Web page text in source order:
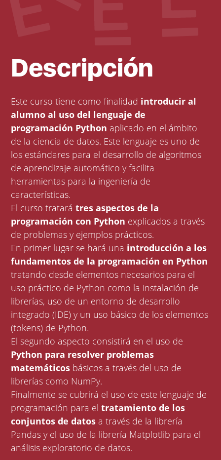
Descripción
Este curso tiene como finalidad introducir al
alumno al uso del lenguaje de
programación Python aplicado en el ámbito
de la ciencia de datos. Este lenguaje es uno de
los estándares para el desarrollo de algoritmos
de aprendizaje automático y facilita
herramientas para la ingeniería de
características.
El curso tratarátres aspectos de la
programación con Python explicados a través
de problemas y ejemplos prácticos.
En primer lugar se hará una introducción a los
fundamentos de la programación en Python
tratando desde elementos necesarios para el
uso práctico de Python como la instalación de
librerías, uso de un entorno de desarrollo
integrado (IDE) y un uso básico de los elementos
(tokens) de Python.
El segundo aspecto consistirá en el uso de
Python para resolver problemas
matemáticos básicos a través del uso de
librerías como NumPy.
Finalmente se cubrirá el uso de este lenguaje de
programación para eltratamiento de los
conjuntos de datos a través de la librería
Pandas y el uso de la librería Matplotlib para el
análisis exploratorio de datos.